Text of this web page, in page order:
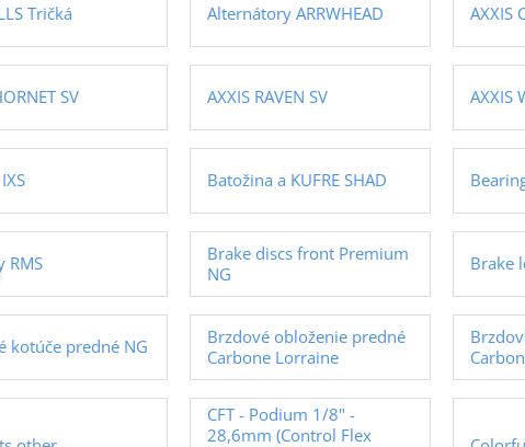
Tričká Alternátory ARRWHEAD AXXIS
SV AXXIS RAVEN SV AXXIS
Batožina a KUFRE SHAD
RMS
Brake discs front Premium
NG
Brake
kotúče predné NG
Brzdové obloženie predné
Carbone Lorraine
CFT - Podium 1/8" -
28,6mm (Control Flex